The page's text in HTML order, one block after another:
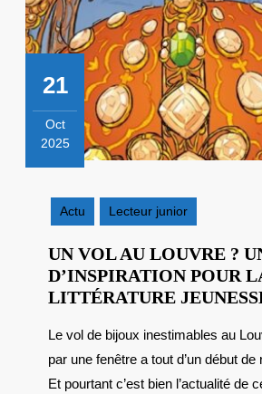
21
Oct
2025
2025
Actu
Lecteur junior
UN VOL AU LOUVRE ?
D’INSPIRATION POUR
LITTÉRATURE
Le vol de bijoux inestimables au Louvre en passant
par une fenêtre a tout d’un début
Et pourtant c’est bien l’actualité de